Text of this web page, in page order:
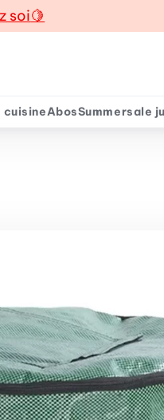
soi🍋
cuisineAbosSummersale